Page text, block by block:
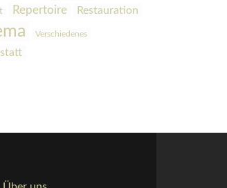
Repertoire Restauration
Verschiedenes